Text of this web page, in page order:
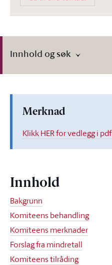
Innhold og søk
Merknad
Klikk HER for vedlegg i pdf
Innhold
Bakgrunn
Komiteens behandling
Komiteens merknader
Forslag fra mindretall
Komiteens tilråding